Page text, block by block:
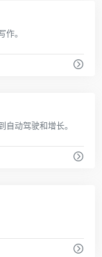
。
动驾驶和增长。